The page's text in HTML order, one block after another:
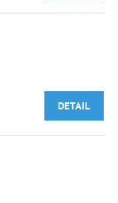
DETAIL